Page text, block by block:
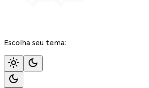
Escolha seu tema: